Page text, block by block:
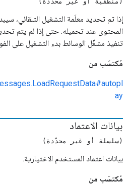
إذا تم تحديد معلَمة التشغيل التلقائي،
المحتوى عند تحميله. حتى إذا لم يتم
تنفيذ مشغّل الوسائط بدء التشغيل على
مُكتسَب من
ay
بيانات الاعتماد
(سلسلة أو غير محدّدة)
بيانات اعتماد المستخدم الاختيارية.
مُكتسَب من